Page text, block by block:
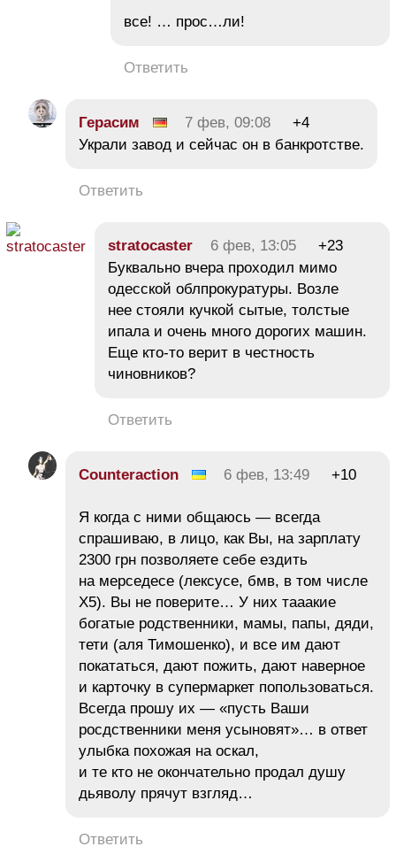
все! … прос…ли!
Ответить
Герасим 7 фев, 09:08
+4
Украли завод и сейчас он в банкротстве.
Ответить
stratocaster 6 фев, 13:05
+23
Буквально вчера проходил мимо
одесской облпрокуратуры. Возле
нее стояли кучкой сытые, толстые
ипала и очень много дорогих машин.
Еще кто-то верит в честность
чиновников?
Ответить
Counteraction 6 фев, 13:49 +10
Я когда с ними общаюсь — всегда
спрашиваю, в лицо, как Вы, на зарплату
2300 грн позволяете себе ездить
на мерседесе (лексусе, бмв, в том числе
Х5). Вы не поверите… У них тааакие
богатые родственники, мамы, папы, дяди,
тети (аля Тимошенко), и все им дают
покататься, дают пожить, дают наверное
и карточку в супермаркет попользоваться.
Всегда прошу их — «пусть Ваши
росдственники меня усыновят»… в ответ
улыбка похожая на оскал,
и те кто не окончательно продал душу
дьяволу прячут взгляд…
Ответить